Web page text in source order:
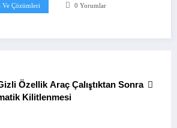
Ve Çözümleri 0 Yorumlar
Özellik Araç Çalıştıktan Sonra
Kilitlenmesi